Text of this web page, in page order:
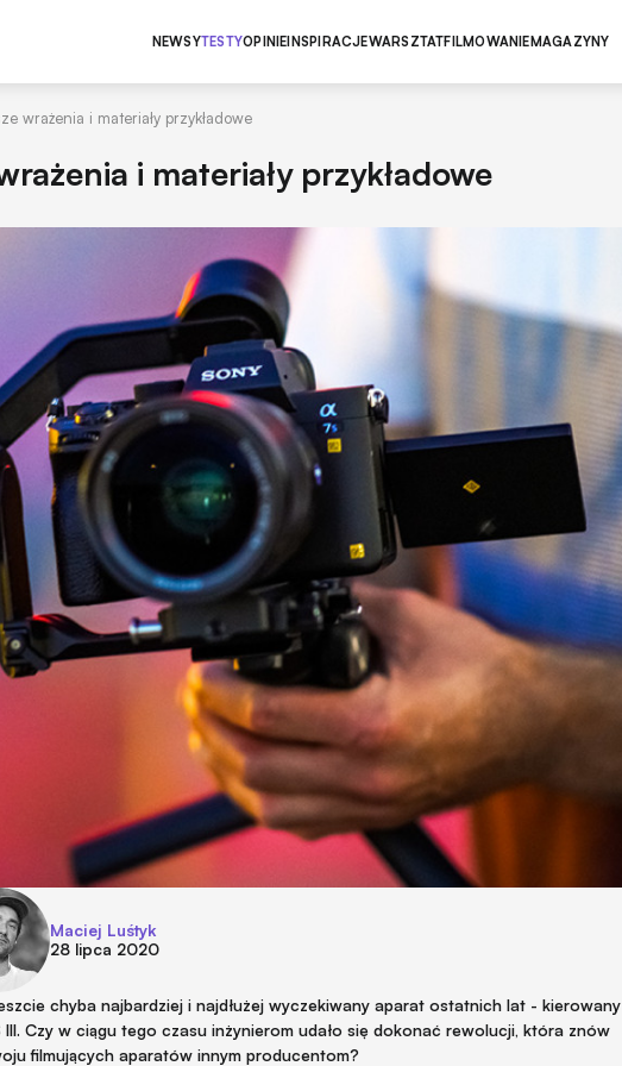
NEWSYTESTYOPINIEINSPIRACJEWARSZTATFILMOWANIEMAGAZYNY
wrażenia i materiały przykładowe
i materiały przykładowe
Maciej Luśtyk
28 lipca 2020
chyba najbardziej i najdłużej wyczekiwany aparat ostatnich lat - kierowany
Czy w ciągu tego czasu inżynierom udało się dokonać rewolucji, która znów
filmujących aparatów innym producentom?